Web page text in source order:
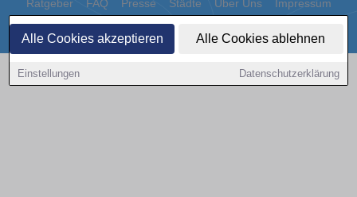
Alle Cookies akzeptieren Alle Cookies ablehnen
Einstellungen Datenschutzerklärung
Ratgeber FAQ Presse Städte Über Uns Impressum
Datenschutz Cookies
Copyright © 2000 - 2026 | 1A Infosysteme GmbH | Content by: 1a-sites-autos